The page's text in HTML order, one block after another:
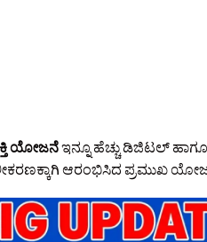
ಯೋಜನೆಇನ್ನೂ ಹೆಚ್ಚು ಡಿಜಿಟಲ್
ಆರಂಭಿಸಿದ ಪ್ರಮುಖ